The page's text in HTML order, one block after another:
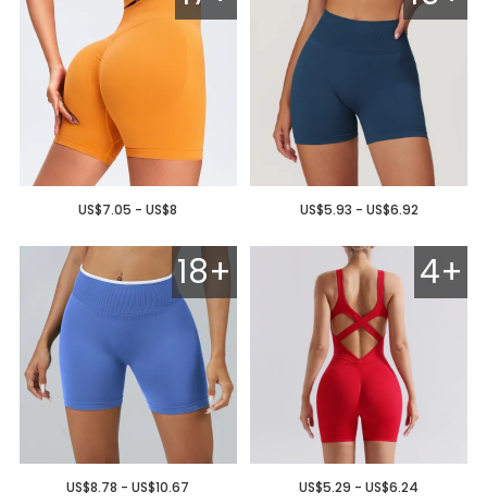
US$5.93 - US$6.92
US$7.05 - US$8
4+
US$5.29 - US$6.24
18+
US$8.78 - US$10.67